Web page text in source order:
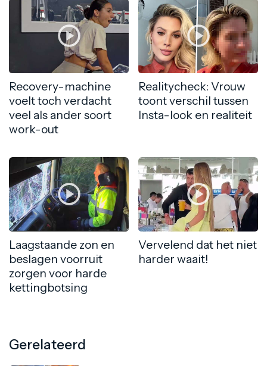
Recovery-machine
voelt toch verdacht
veel als ander soort
work-out
Realitycheck: Vrouw
toont verschil tussen
Insta-look en realiteit
Laagstaande zon en
beslagen voorruit
zorgen voor harde
kettingbotsing
Vervelend dat het niet
harder waait!
Gerelateerd